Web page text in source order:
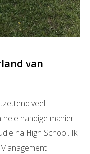
van
veel
hele handige manier
na High School. Ik